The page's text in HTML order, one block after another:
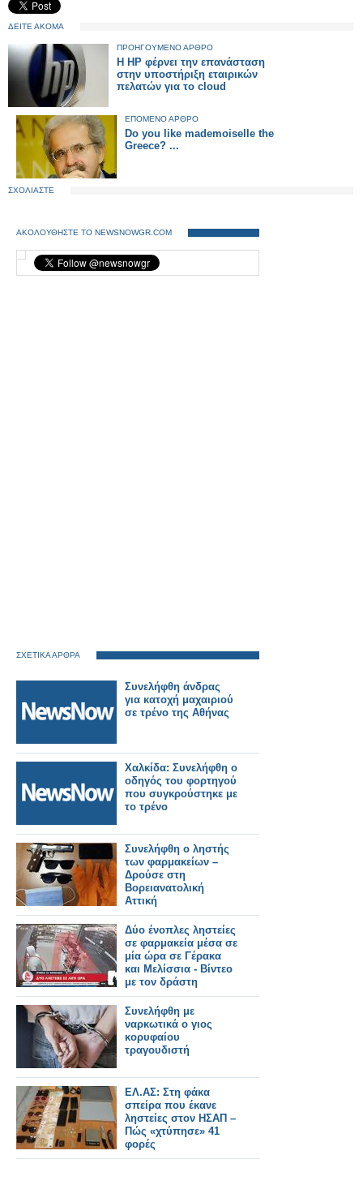
ΔΕΙΤΕ ΑΚΟΜΑ
ΠΡΟΗΓΟΥΜΕΝΟ ΑΡΘΡΟ
Η HP φέρνει την επανάσταση
στην υποστήριξη εταιρικών
πελατών για το cloud
ΕΠΟΜΕΝΟ ΑΡΘΡΟ
Do you like mademoiselle the
Greece? ...
ΣΧΟΛΙΑΣΤΕ
ΑΚΟΛΟΥΘΗΣΤΕ ΤΟ NEWSNOWGR.COM
ΣΧΕΤΙΚΑ ΑΡΘΡΑ
Συνελήφθη άνδρας
για κατοχή μαχαιριού
σε τρένο της Αθήνας
Χαλκίδα: Συνελήφθη ο
οδηγός του φορτηγού
που συγκρούστηκε με
το τρένο
Συνελήφθη ο ληστής
των φαρμακείων –
Δρούσε στη
Βορειανατολική
Αττική
Δύο ένοπλες ληστείες
σε φαρμακεία μέσα σε
μία ώρα σε Γέρακα
και Μελίσσια - Βίντεο
με τον δράστη
Συνελήφθη με
ναρκωτικά ο γιος
κορυφαίου
τραγουδιστή
ΕΛ.ΑΣ: Στη φάκα
σπείρα που έκανε
ληστείες στον ΗΣΑΠ –
Πώς «χτύπησε» 41
φορές